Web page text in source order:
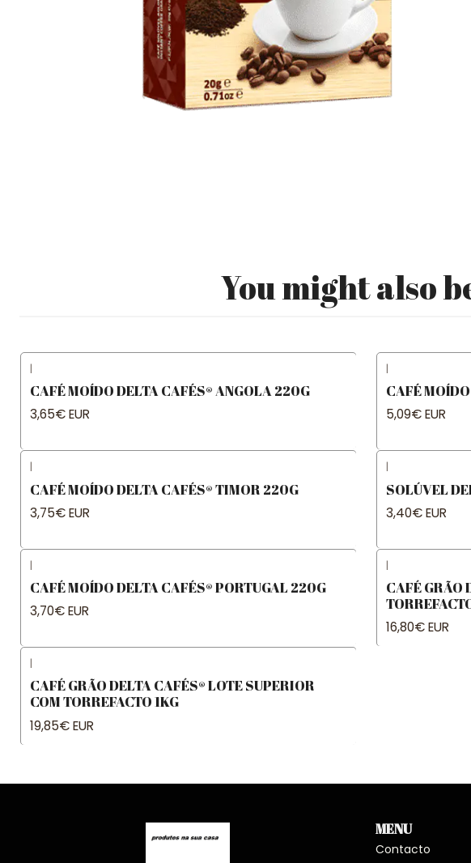
You might also
|
CAFÉ MOÍDO DELTA CAFÉS® ANGOLA 220G
3,65€ EUR
|
CAFÉ
5,09€ EUR
|
CAFÉ MOÍDO DELTA CAFÉS® TIMOR 220G
3,75€ EUR
|
SOLÚVEL
3,40€ EUR
|
CAFÉ MOÍDO DELTA CAFÉS® PORTUGAL 220G
3,70€ EUR
|
CAFÉ GRÃO
16,80€ EUR
|
CAFÉ GRÃO DELTA CAFÉS® LOTE SUPERIOR
COM TORREFACTO 1KG
19,85€ EUR
MENU
Contacto